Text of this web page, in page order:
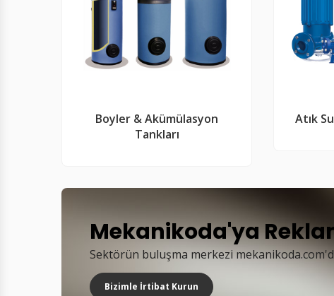
Boyler & Akümülasyon
Tankları
Atık
Mekanikoda'ya
Sektörün buluşma merkezi
Bizimle İrtibat Kurun